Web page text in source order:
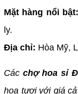
Mặt hàng nổi bật:
ly.
Địa chỉ: Hòa Mỹ,
Các chợ hoa sỉ
hoa tươi với giá